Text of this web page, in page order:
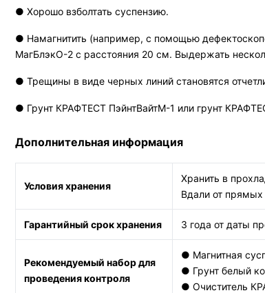
● Хорошо взболтать суспензию.
● Намагнитить (например, с помощью
МагБлэкО-2 с расстояния 20 см. Выдержать
● Трещины в виде черных линий становятся
● Грунт КРАФТЕСТ ПэйнтВайтМ-1 или грунт
Дополнительная информация
Условия хранения
Хранить в
Вдали от прямых
Гарантийный срок хранения 3 года от даты
Рекомендуемый набор для
проведения контроля
● Магнитная
● Грунт белый
● Очиститель